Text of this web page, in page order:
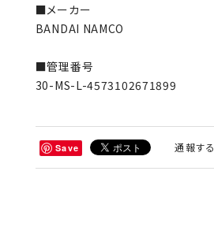
■メーカー
BANDAI NAMCO
■管理番号
30-MS-L-4573102671899
Save 通報する